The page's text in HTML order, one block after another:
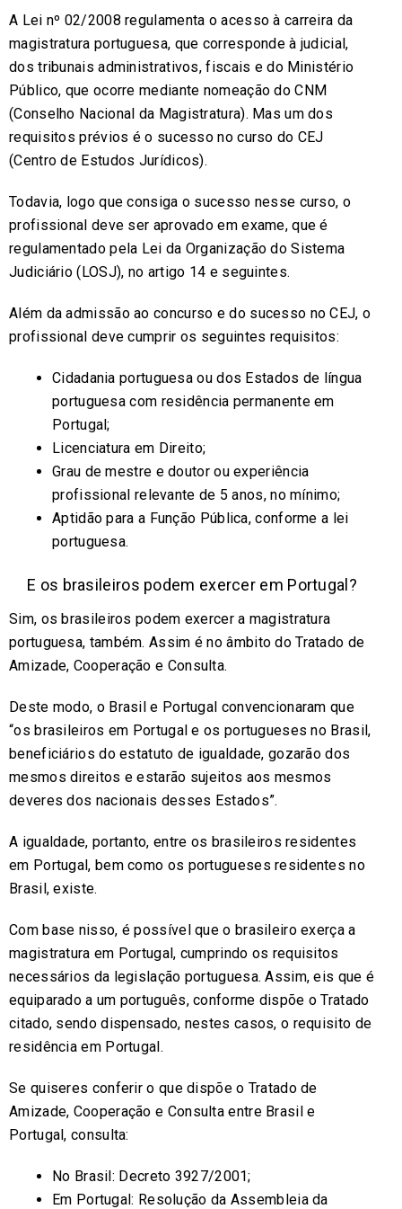
A Lei nº 02/2008 regulamenta o acesso à carreira da
magistratura portuguesa, que corresponde à judicial,
dos tribunais administrativos, fiscais e do Ministério
Público, que ocorre mediante nomeação do CNM
(Conselho Nacional da Magistratura). Mas um dos
requisitos prévios é o sucesso no curso do CEJ
(Centro de Estudos Jurídicos).
Todavia, logo que consiga o sucesso nesse curso, o
profissional deve ser aprovado em exame, que é
regulamentado pela Lei da Organização do Sistema
Judiciário (LOSJ), no artigo 14 e seguintes.
Além da admissão ao concurso e do sucesso no CEJ, o
profissional deve cumprir os seguintes requisitos:
Cidadania portuguesa ou dos Estados de língua
portuguesa com residência permanente em
Portugal;
Licenciatura em Direito;
Grau de mestre e doutor ou experiência
profissional relevante de 5 anos, no mínimo;
Aptidão para a Função Pública, conforme a lei
portuguesa.
E os brasileiros podem exercer em Portugal?
Sim, os brasileiros podem exercer a magistratura
portuguesa, também. Assim é no âmbito do Tratado de
Amizade, Cooperação e Consulta.
Deste modo, o Brasil e Portugal convencionaram que
“os brasileiros em Portugal e os portugueses no Brasil,
beneficiários do estatuto de igualdade, gozarão dos
mesmos direitos e estarão sujeitos aos mesmos
deveres dos nacionais desses Estados”.
A igualdade, portanto, entre os brasileiros residentes
em Portugal, bem como os portugueses residentes no
Brasil, existe.
Com base nisso, é possível que o brasileiro exerça a
magistratura em Portugal, cumprindo os requisitos
necessários da legislação portuguesa. Assim, eis que é
equiparado a um português, conforme dispõe o Tratado
citado, sendo dispensado, nestes casos, o requisito de
residência em Portugal.
Se quiseres conferir o que dispõe o Tratado de
Amizade, Cooperação e Consulta entre Brasil e
Portugal, consulta:
No Brasil: Decreto 3927/2001;
Em Portugal: Resolução da Assembleia da